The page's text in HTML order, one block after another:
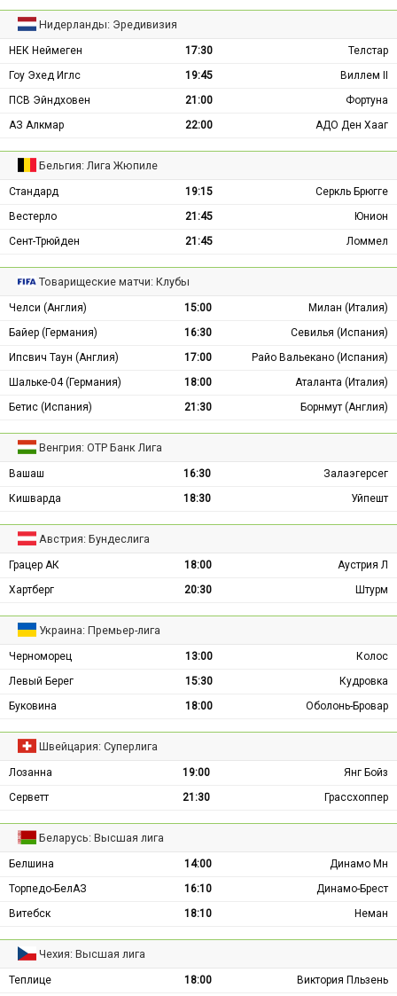
Нидерланды: Эредивизия
НЕК Неймеген 17:30
Телстар
Гоу Эхед Иглс
19:45
Виллем II
ПСВ Эйндховен
21:00
Фортуна
АЗ Алкмар
22:00 АДО Ден Хааг
Бельгия: Лига Жюпиле
Стандард 19:15
Серкль Брюгге
Вестерло
21:45
Юнион
Сент-Трюйден
21:45 Ломмел
Товарищеские матчи: Клубы
Челси (Англия) 15:00
Милан (Италия)
Байер (Германия)
16:30
Севилья (Испания)
Ипсвич Таун (Англия)
17:00
Райо Вальекано (Испания)
Шальке-04 (Германия)
18:00
Аталанта (Италия)
Бетис (Испания)
21:30 Борнмут (Англия)
Венгрия: ОТР Банк Лига
Вашаш 16:30
Залаэгерсег
Кишварда
18:30 Уйпешт
Австрия: Бундеслига
Грацер АК 18:00
Аустрия Л
Хартберг
20:30 Штурм
Украина: Премьер-лига
Черноморец 13:00
Колос
Левый Берег
15:30
Кудровка
Буковина
18:00 Оболонь-Бровар
Швейцария: Суперлига
Лозанна 19:00
Янг Бойз
Серветт
21:30 Грассхоппер
Беларусь: Высшая лига
Белшина 14:00
Динамо Мн
Торпедо-БелАЗ
16:10
Динамо-Брест
Витебск
18:10 Неман
Чехия: Высшая лига
Теплице 18:00
Виктория Пльзень